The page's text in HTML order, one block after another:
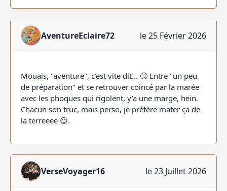
AventureEclaire72 le 25 Février 2026
Mouais, "aventure", c'est vite dit... 🙄 Entre "un peu
de préparation" et se retrouver coincé par la marée
avec les phoques qui rigolent, y'a une marge, hein.
Chacun son truc, mais perso, je préfère mater ça de
la terreeee 😉.
VerseVoyager16 le 23 Juillet 2026